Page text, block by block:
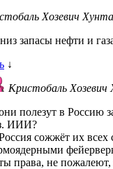
Хозевич Хунта
запасы нефти и
↓
Кристобаль Хозевич
полезут в Россию
ИИИ?
сожжёт их всех
права, не